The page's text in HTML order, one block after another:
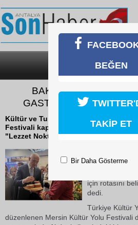
SON DAKİKA
BAKAN ERSOY:
GASTRONOMİ İÇİN
Kültür ve Turizm Bakanı Mehmet
Festivali kapsamında gastronomi
"Lezzet Noktası'nı ziyaret etti.
09 Mayıs 2026
Coğrafi işaret
tadına bakan
için rotasını
dedi.
Türkiye Kültür
düzenlenen Mersin Kültür Yolu Festivali
BEĞEN
TAKİP ET
Bir Daha Gösterme